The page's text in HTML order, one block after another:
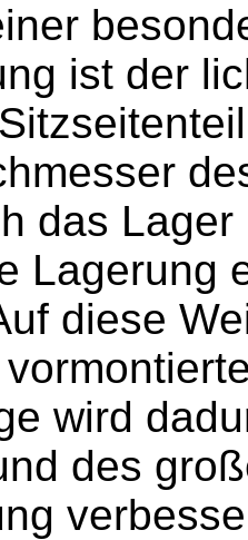
ist der
das
Lagerung
diese
wird
des